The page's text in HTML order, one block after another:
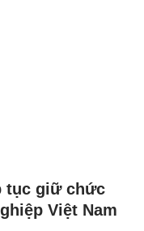
tục giữ chức
Việt Nam